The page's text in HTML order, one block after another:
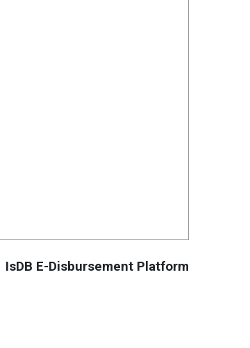
IsDB E-Disbursement Platform